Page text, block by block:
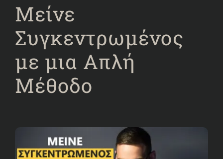
Μείνε
Συγκεντρωμένος
με μια Απλή
Μέθοδο